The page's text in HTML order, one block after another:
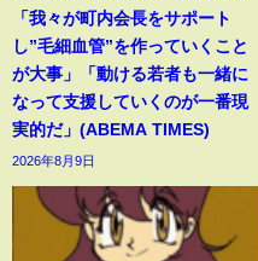
「我々が町内会長をサポート
し”毛細血管”を作っていくこと
が大事」「動ける若者も一緒に
なって支援していくのが一番現
実的だ」(ABEMA TIMES)
2026年8月9日